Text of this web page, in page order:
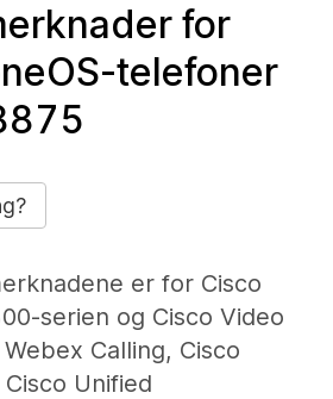
for
telefoner
er for Cisco
serien og Cisco Video
Calling, Cisco
Unified